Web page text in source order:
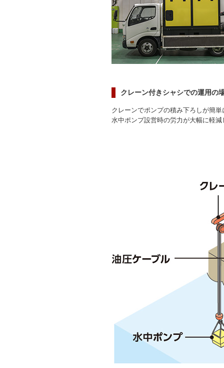
クレーン付きシャシでの運用の
クレーンでポンプの積み下ろしが簡
水中ポンプ設営時の労力が大幅に軽減